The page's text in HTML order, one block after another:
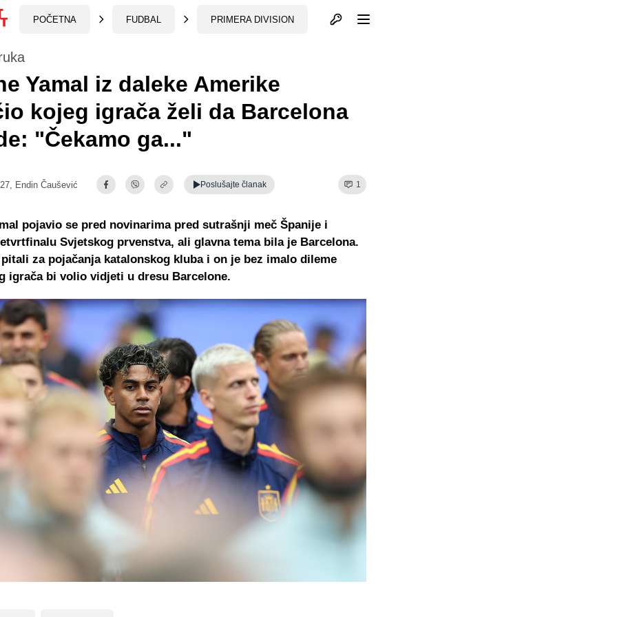
POČETNA FUDBAL PRIMERA DIVISION Otvori profil
Yamal iz daleke Amerike
kojeg igrača želi da Barcelona
"Čekamo ga..."
Endin Čaušević Poslušajte članak 1
pojavio se pred novinarima pred sutrašnji meč Španije i
Svjetskog prvenstva, ali glavna tema bila je Barcelona.
pitali za pojačanja katalonskog kluba i on je bez imalo dileme
igrača bi volio vidjeti u dresu Barcelone.